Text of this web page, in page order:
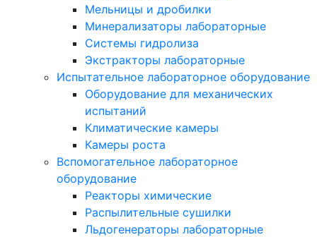
Мельницы и дробилки
Минерализаторы лабораторные
Системы гидролиза
Экстракторы лабораторные
Испытательное лабораторное оборудование
Оборудование для механических
испытаний
Климатические камеры
Камеры роста
Вспомогательное лабораторное
оборудование
Реакторы химические
Распылительные сушилки
Льдогенераторы лабораторные